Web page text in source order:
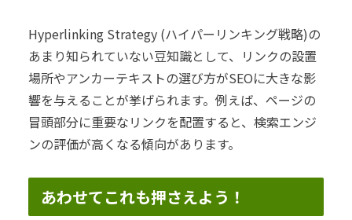
Hyperlinking Strategy (ハイパーリンキング戦略)の
あまり知られていない豆知識として、リンクの設置
場所やアンカーテキストの選び方がSEOに大きな影
響を与えることが挙げられます。例えば、ページの
冒頭部分に重要なリンクを配置すると、検索エンジ
ンの評価が高くなる傾向があります。
あわせてこれも押さえよう！